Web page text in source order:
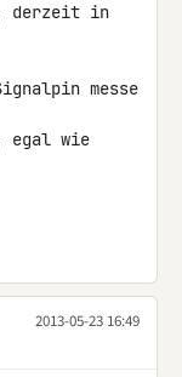
derzeit in
messe
egal wie
2013-05-23 16:49